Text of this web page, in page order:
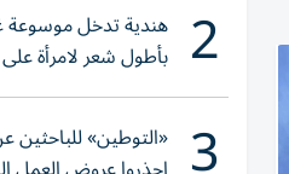
2 هندية تدخل
بأطول شعر لامرأة على
«التوطين»